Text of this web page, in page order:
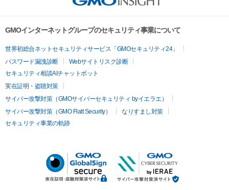
GMOインターネットグループのセキュリティ事業について
世界初総合ネットセキュリティサービス「GMOセキュリティ24」
パスワード漏洩診断
Webサイトリスク診断
セキュリティ相談AIチャットボット
実在証明・盗聴対策
サイバー攻撃対策（GMOサイバーセキュリティ byイエラエ）
サイバー攻撃対策（GMO Flatt Security）
なりすまし対策
セキュリティ事業の軌跡